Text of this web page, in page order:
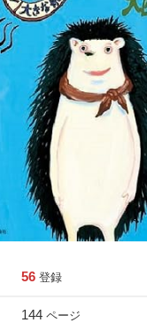
56 登録
144 ページ